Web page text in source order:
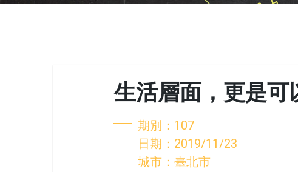
生活層面，更是可
期別：107
日期：2019/11/23
城市：臺北市